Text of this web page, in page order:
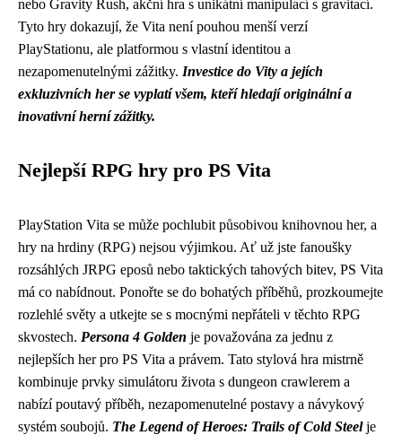
nebo Gravity Rush, akční hra s unikátní manipulací s gravitací.
Tyto hry dokazují, že Vita není pouhou menší verzí
PlayStationu, ale platformou s vlastní identitou a
nezapomenutelnými zážitky. Investice do Vity a jejích
exkluzivních her se vyplatí všem, kteří hledají originální a
inovativní herní zážitky.
Nejlepší RPG hry pro PS Vita
PlayStation Vita se může pochlubit působivou knihovnou her, a
hry na hrdiny (RPG) nejsou výjimkou. Ať už jste fanoušky
rozsáhlých JRPG eposů nebo taktických tahových bitev, PS Vita
má co nabídnout. Ponořte se do bohatých příběhů, prozkoumejte
rozlehlé světy a utkejte se s mocnými nepřáteli v těchto RPG
skvostech. Persona 4 Golden je považována za jednu z
nejlepších her pro PS Vita a právem. Tato stylová hra mistrně
kombinuje prvky simulátoru života s dungeon crawlerem a
nabízí poutavý příběh, nezapomenutelné postavy a návykový
systém soubojů. The Legend of Heroes: Trails of Cold Steelje